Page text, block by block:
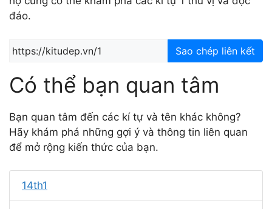
đáo.
Sao chép liên kết
Có thể bạn quan tâm
Bạn quan tâm đến các kí tự và tên khác không?
Hãy khám phá những gợi ý và thông tin liên quan
để mở rộng kiến thức của bạn.
14th1